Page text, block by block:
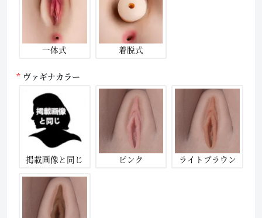
一体式 着脱式
ヴァギナカラー
掲載画像と同じ ピンク ライトブラウン